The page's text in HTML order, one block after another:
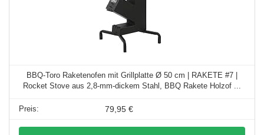
BBQ-Toro Raketenofen mit Grillplatte Ø 50 cm | RAKETE #7 |
Rocket Stove aus 2,8-mm-dickem Stahl, BBQ Rakete Holzof ...
79,95 €